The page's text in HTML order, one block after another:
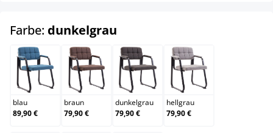
Farbe: dunkelgrau
blau
blau
89,90 €
braun
braun
79,90 €
dunkelgrau
dunkelgrau
79,90 €
hellgrau
hellgrau
79,90 €